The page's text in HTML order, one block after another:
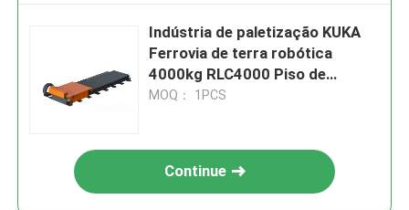
Indústria de paletização KUKA
Ferrovia de terra robótica
4000kg RLC4000 Piso de
montagem
MOQ： 1PCS
Continue